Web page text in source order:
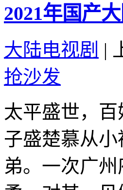
2021年国产
大陆电视剧 |
抢沙发
太平盛世，
子盛楚慕从
弟。一次广